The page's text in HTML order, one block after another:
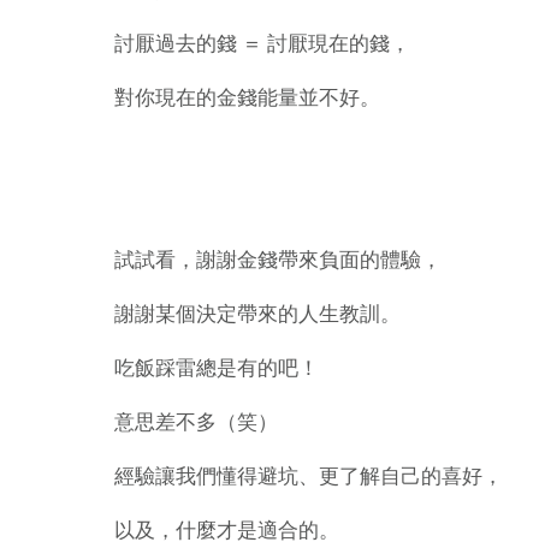
討厭過去的錢 ＝ 討厭現在的錢，
對你現在的金錢能量並不好。
試試看，謝謝金錢帶來負面的體驗，
謝謝某個決定帶來的人生教訓。
吃飯踩雷總是有的吧！
意思差不多（笑）
經驗讓我們懂得避坑、更了解自己的喜好，
以及，什麼才是適合的。